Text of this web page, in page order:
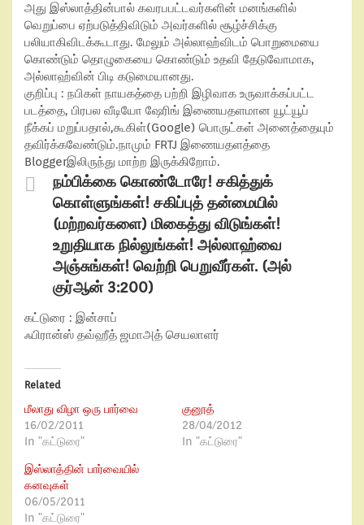
அது இஸ்லாத்தின்பால் கவரபபட்டவர்களின் மனங்களில்
வெறுப்பை ஏற்படுத்திவிடும் அவர்களில் சூழ்ச்சிக்கு
பலியாகிவிடக்கூடாது. மேலும் அல்லாஹ்விடம் பொறுமையை
கொண்டும் தொழுகையை கொண்டும் உதவி தேடுவோமாக,
அல்லாஹ்வின் பிடி கடுமையானது.
குறிப்பு : நபிகள் நாயகத்தை பற்றி இழிவாக உருவாக்கப்பட்ட
படத்தை, பிரபல வீடியோ ஷேரிங் இணையதளமான யூட்யூப்
நீக்கப் மறுப்பதால்,கூகிள்(Google) பொருட்கள் அனைத்தையும்
தவிர்க்கவேண்டும்.நாமும் FRTJ இணையதளத்தை
Bloggerஇலிருந்து மாற்ற இருக்கிறோம்.
நம்பிக்கை கொண்டோரே! சகித்துக்
கொள்ளுங்கள்! சகிப்புத் தன்மையில்
(மற்றவர்களை) மிகைத்து விடுங்கள்!
உறுதியாக நில்லுங்கள்! அல்லாஹ்வை
அஞ்சுங்கள்! வெற்றி பெறுவீர்கள். (அல்
குர்ஆன் 3:200)
கட்டுரை : இன்சாப்
ஃபிரான்ஸ் தவ்ஹீத் ஜமாஅத் செயலாளர்
Related
மீலாது விழா ஒரு பார்வை
16/02/2011
In "கட்டுரை"
குனூத்
28/04/2012
In "கட்டுரை"
இஸ்லாத்தின் பார்வையில்
கனவுகள்
06/05/2011
In "கட்டுரை"